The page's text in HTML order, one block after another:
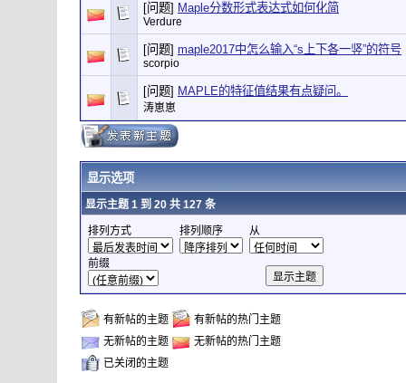
[问题] Maple分数形式表达式如何化简
Verdure
[问题] maple2017中怎么输入“s上下各一竖”的符号
scorpio
[问题] MAPLE的特征值结果有点疑问。
涛崽崽
显示选项
显示主题 1 到 20 共 127 条
排列方式 排列顺序 从
前缀
有新帖的主题
有新帖的热门主题
无新帖的主题
无新帖的热门主题
已关闭的主题